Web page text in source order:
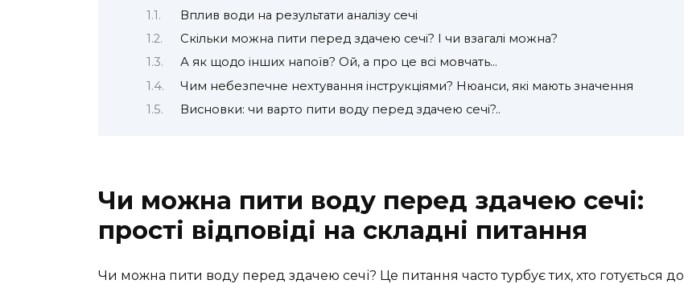
Вплив води на результати аналізу сечі
Скільки можна пити перед здачею сечі? І чи взагалі можна?
А як щодо інших напоїв? Ой, а про це всі мовчать…
Чим небезпечне нехтування інструкціями? Нюанси, які мають значення
Висновки: чи варто пити воду перед здачею сечі?..
Чи можна пити воду перед здачею сечі:
прості відповіді на складні питання
Чи можна пити воду перед здачею сечі? Це питання часто турбує тих, хто готується до